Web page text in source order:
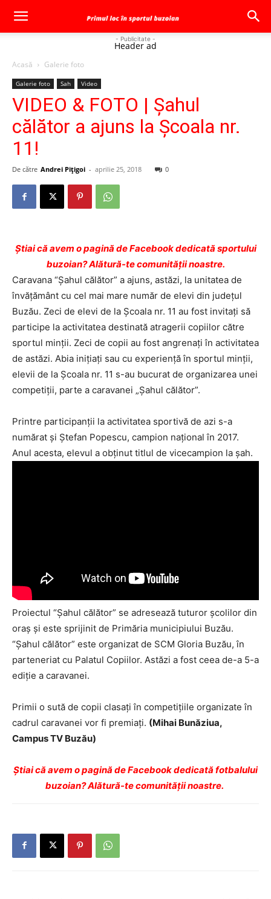
- Publicitate -
Header ad
Acasă Galerie foto
Galerie foto Sah Video
VIDEO & FOTO | Şahul
călător a ajuns la Şcoala nr.
11!
De către Andrei Pițigoi - aprilie 25, 2018 0
Ştiai că avem o pagină de Facebook dedicată sportului
buzoian? Alătură-te comunității noastre.
Caravana “Şahul călător” a ajuns, astăzi, la unitatea de
învăţământ cu cel mai mare număr de elevi din judeţul
Buzău. Zeci de elevi de la Școala nr. 11 au fost invitaţi să
participe la activitatea destinată atragerii copiilor către
sportul minţii. Zeci de copii au fost angrenaţi în activitatea
de astăzi. Abia iniţiaţi sau cu experienţă în sportul minţii,
elevii de la Școala nr. 11 s-au bucurat de organizarea unei
competiţii, parte a caravanei „Şahul călător”.
Printre participanţii la activitatea sportivă de azi s-a
numărat şi Ștefan Popescu, campion naţional în 2017.
Anul acesta, elevul a obţinut titlul de vicecampion la şah.
Proiectul “Șahul călător” se adresează tuturor şcolilor din
oraş şi este sprijinit de Primăria municipiului Buzău.
“Șahul călător” este organizat de SCM Gloria Buzău, în
parteneriat cu Palatul Copiilor. Astăzi a fost ceea de-a 5-a
ediţie a caravanei.
Primii o sută de copii clasaţi în competiţiile organizate în
cadrul caravanei vor fi premiaţi. (Mihai Bunăziua,
Campus TV Buzău)
Ştiai că avem o pagină de Facebook dedicată fotbalului
buzoian? Alătură-te comunității noastre.